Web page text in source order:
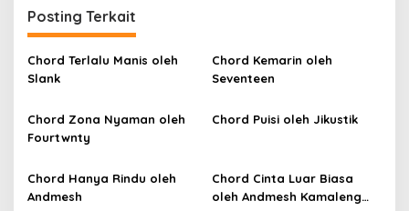
i
g
a
s
i
p
o
s
Posting Terkait
Chord Terlalu Manis oleh
Slank
Chord Kemarin oleh
Seventeen
Chord Zona Nyaman oleh
Fourtwnty
Chord Puisi oleh Jikustik
Chord Hanya Rindu oleh
Andmesh
Chord Cinta Luar Biasa
oleh Andmesh Kamaleng